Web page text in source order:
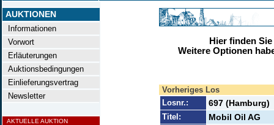
AUKTIONEN
Informationen
Vorwort
Erläuterungen
Auktionsbedingungen
Einlieferungsvertrag
Newsletter
AKTUELLE AUKTION
Hier finden
Weitere Optionen
Vorheriges Los
Losnr.:
697 (Hamburg)
Titel: Mobil Oil AG